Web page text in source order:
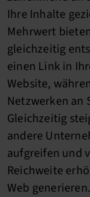
Ihre Inhalte
Mehrwert
gleichzeitig
einen Link in
Website,
Netzwerken an
Gleichzeitig
andere
aufgreifen und
Reichweite
Web generieren.